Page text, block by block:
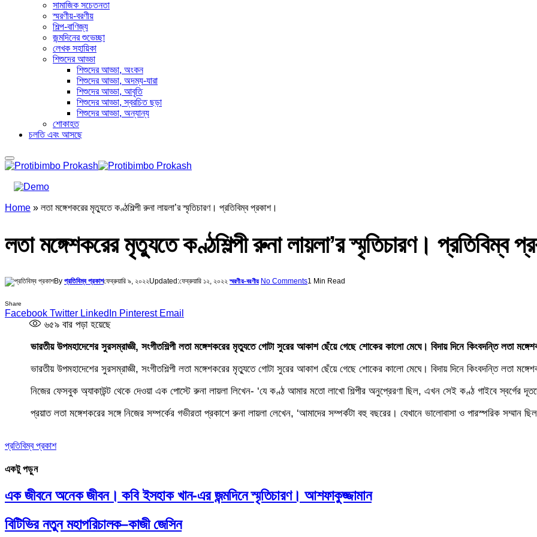
সামাজিক সচেতনতা
স্মরণীয়-বরণীয়
শিল্প-বাণিজ্য
জন্মদিনের শুভেচ্ছা
লেখক সহায়িকা
শিশুদের আড্ডা
শিশুদের আড্ডা, অংকন
শিশুদের আড্ডা, অদম্য-যারা
শিশুদের আড্ডা, আবৃতি
শিশুদের আড্ডা, স্বরচিত ছড়া
শিশুদের আড্ডা, অন্যান্য
শোকাহত
চলতি এবং আসছে
Home » লতা মঙ্গেশকরের মৃত্যুতে কণ্ঠশিল্পী রুনা লায়লা’র স্মৃতিচারণ। প্রতিবিম্ব প্রকাশ।
লতা মঙ্গেশকরের মৃত্যুতে কণ্ঠশিল্পী রুনা লায়লা’র স্মৃতিচারণ। প্রতিবিম্ব
By প্রতিবিম্ব প্রকাশফেব্রুয়ারি ৯, ২০২২Updated:ফেব্রুয়ারি ১২, ২০২২ স্মরণীয়-বরণীয় No Comments1 Min Read
Share
Facebook Twitter LinkedIn Pinterest Email
৬৫৯ বার পড়া হয়েছে
ভারতীয় উপমহাদেশের সুরসম্রাজ্ঞী, সংগীতশিল্পী লতা মঙ্গেশকরের মৃত্যুতে গোটা সুরের আকাশ ছেঁয়ে গেছে শোকের কালো মেঘে। বিদায় দিনে কিংবদন্তি লতা
ভারতীয় উপমহাদেশের সুরসম্রাজ্ঞী, সংগীতশিল্পী লতা মঙ্গেশকরের মৃত্যুতে গোটা সুরের আকাশ ছেঁয়ে গেছে শোকের কালো মেঘে। বিদায় দিনে কিংবদন্তি লতা
নিজের ফেসবুক অ্যাকাউন্ট থেকে দেওয়া এক পোস্টে রুনা লায়লা লিখেন- ‘যে কণ্ঠ আমার মতো লাখো শিল্পীর অনুপ্রেরণা ছিল, এখন সেই কণ্ঠ গাইবে স্বর্গের
প্রয়াত লতা মঙ্গেশকরের সঙ্গে নিজের সম্পর্কের গভীরতা প্রকাশে রুনা লায়লা লেখেন, ‘আমাদের সম্পর্কটা বহু বছরের। যেখানে ভালোবাসা ও পারস্পরিক
প্রতিবিম্ব প্রকাশ
একটু পড়ুন
এক জীবনে অনেক জীবন। কবি ইসহাক খান-এর জন্মদিনে স্মৃতিচারণ। আশফাকুজ্জামান
বিটিভির নতুন মহাপরিচালক–কাজী জেসিন